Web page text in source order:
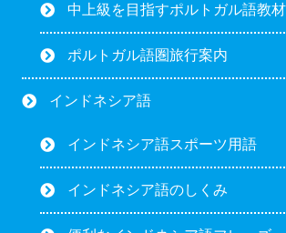
中上級を目指すポルトガル語教材
ポルトガル語圏旅行案内
インドネシア語
インドネシア語スポーツ用語
インドネシア語のしくみ